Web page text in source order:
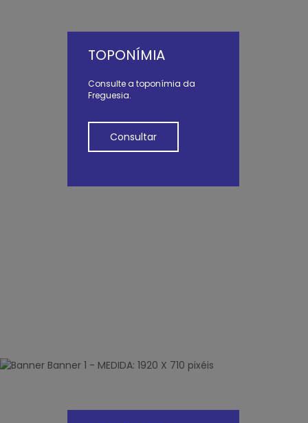
TOPONÍMIA
Consulte a toponímia da
Freguesia.
Consultar